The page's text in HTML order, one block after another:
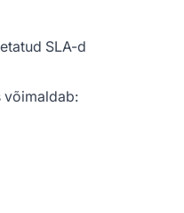
SLA-d
võimaldab: